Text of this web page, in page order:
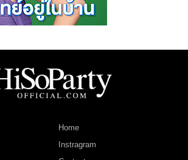
Home
Instragram